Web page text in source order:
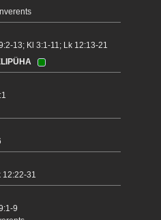
13; Kl 3:1-11; Lk 12:13-21
12:22-31
9